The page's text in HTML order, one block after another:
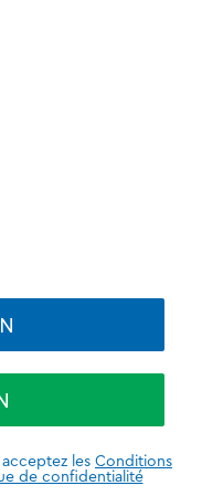
les Conditions
de confidentialité